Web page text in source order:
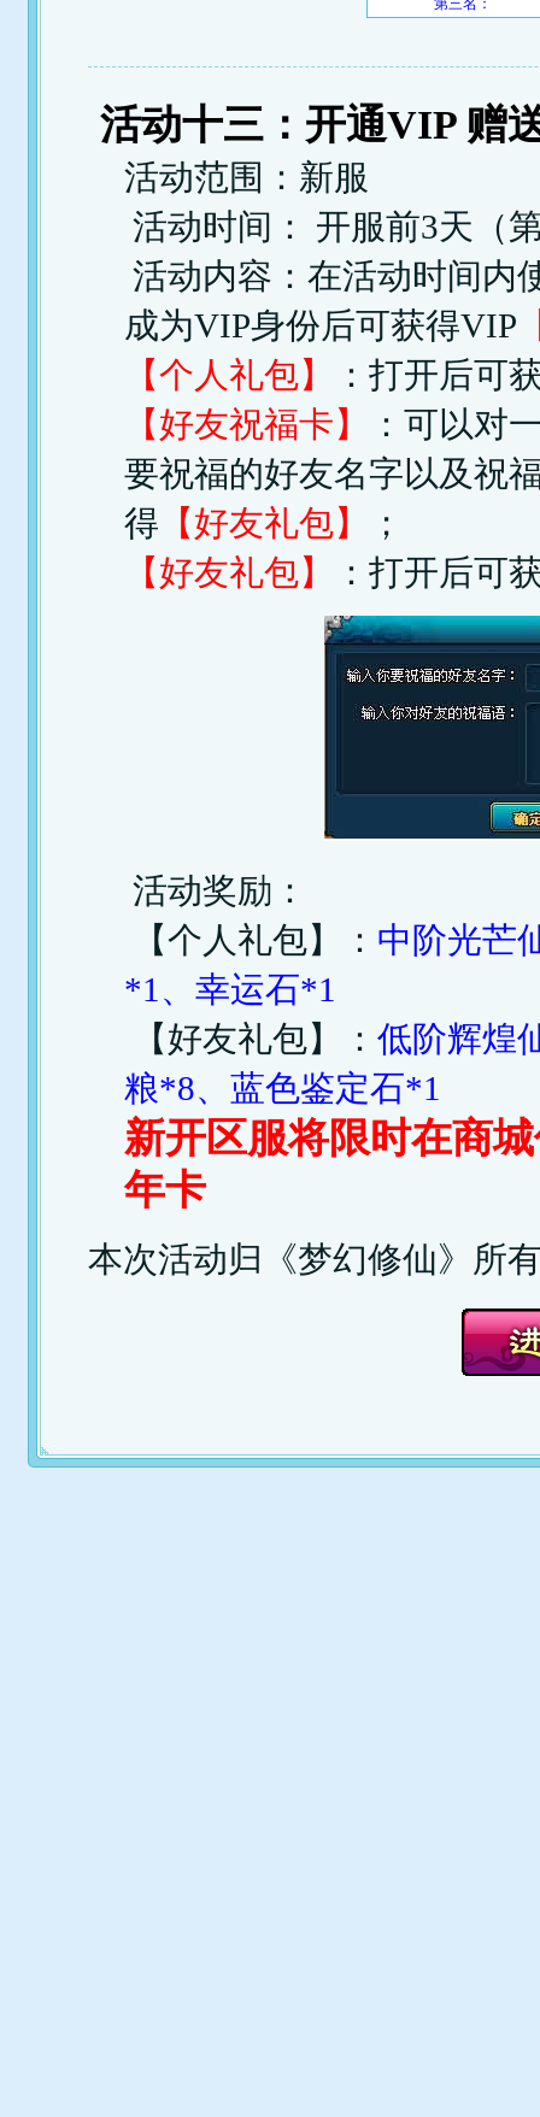
第三名：
活动十三：开通VIP 赠
活动范围：新服
活动时间： 开服前3天（
活动内容：在活动时间内
成为VIP身份后可获得VIP
【个人礼包】
：打开后可
【好友祝福卡】
：可以对
要祝福的好友名字以及祝
得 【好友礼包】
；
【好友礼包】
：打开后可
活动奖励：
【个人礼包】： 中阶光芒
*1、幸运石*1
【好友礼包】： 低阶辉煌
粮*8、蓝色鉴定石*1
新开区服将限时在商
年卡
本次活动归《梦幻修仙》所